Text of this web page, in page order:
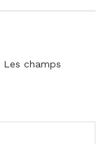
Les champs